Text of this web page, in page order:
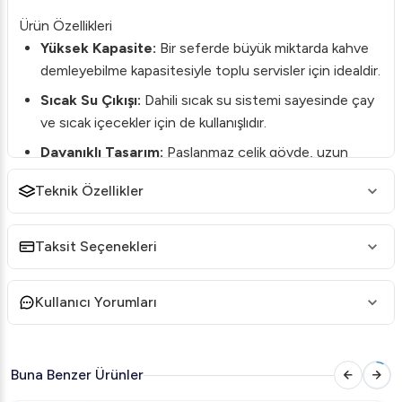
Ürün Özellikleri
Yüksek Kapasite: Bir seferde büyük miktarda kahve
demleyebilme kapasitesiyle toplu servisler için idealdir.
Sıcak Su Çıkışı: Dahili sıcak su sistemi sayesinde çay
ve sıcak içecekler için de kullanışlıdır.
Dayanıklı Tasarım: Paslanmaz çelik gövde, uzun
ömürlü kullanım ve estetik görünüm sağlar.
deneyim sunar.
Hızlı Demleme:Yüksek verimli ısıtma elemanları ile
kısa sürede kahve hazırlama imkanı.
Detaylı Açıklama
endüstriyel mutfak ihtiyaçlarınız için profesyonel bir
çözümdür. Yüksek kapasiteli demleme sistemi, yoğun
Teknik Özellikler
Taksit Seçenekleri
Kullanıcı Yorumları
Buna Benzer Ürünler